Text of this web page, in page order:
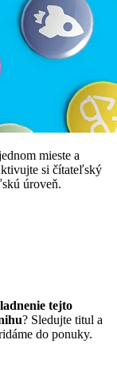
mieste a
si čítateľský
úroveň.
tejto
? Sledujte titul a
do ponuky.